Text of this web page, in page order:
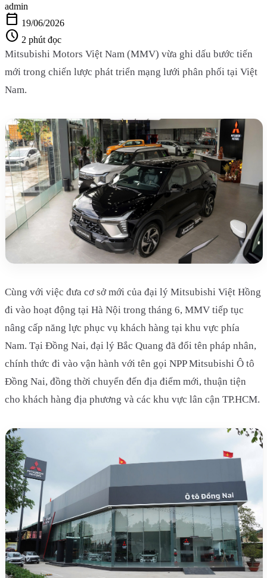
admin
calendar_today 19/06/2026
schedule 2 phút đọc
Mitsubishi Motors Việt Nam (MMV) vừa ghi dấu bước tiến
mới trong chiến lược phát triển mạng lưới phân phối tại Việt
Nam.
Cùng với việc đưa cơ sở mới của đại lý Mitsubishi Việt Hồng
đi vào hoạt động tại Hà Nội trong tháng 6, MMV tiếp tục
nâng cấp năng lực phục vụ khách hàng tại khu vực phía
Nam. Tại Đồng Nai, đại lý Bắc Quang đã đổi tên pháp nhân,
chính thức đi vào vận hành với tên gọi NPP Mitsubishi Ô tô
Đồng Nai, đồng thời chuyển đến địa điểm mới, thuận tiện
cho khách hàng địa phương và các khu vực lân cận TP.HCM.